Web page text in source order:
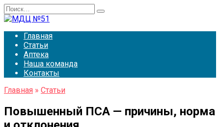
Перейти
к
Search
for:
Главная
Статьи
Аптека
Наша команда
Контакты
Главная » Статьи
Повышенный ПСА — причины, норма